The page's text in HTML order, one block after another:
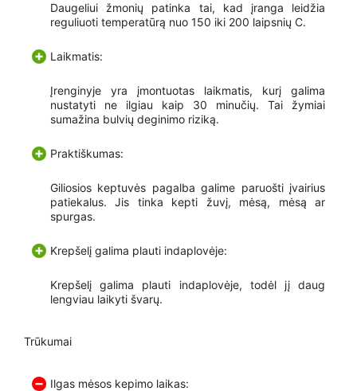
Daugeliui žmonių patinka tai, kad įranga leidžia
reguliuoti temperatūrą nuo 150 iki 200 laipsnių C.
Laikmatis:
Įrenginyje yra įmontuotas laikmatis, kurį galima
nustatyti ne ilgiau kaip 30 minučių. Tai žymiai
sumažina bulvių deginimo riziką.
Praktiškumas:
Giliosios keptuvės pagalba galime paruošti įvairius
patiekalus. Jis tinka kepti žuvį, mėsą, mėsą ar
spurgas.
Krepšelį galima plauti indaplovėje:
Krepšelį galima plauti indaplovėje, todėl jį daug
lengviau laikyti švarų.
Trūkumai
Ilgas mėsos kepimo laikas: